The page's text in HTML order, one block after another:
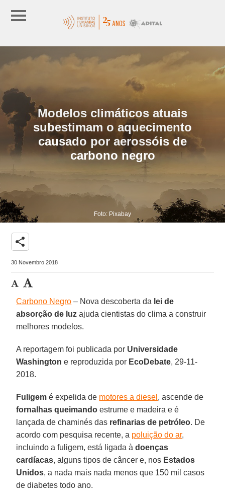
Modelos climáticos atuais
subestimam o aquecimento
causado por aerossóis de
carbono negro
Foto: Pixabay
share
30 Novembro 2018
Carbono Negro – Nova descoberta da lei de
absorção de luz ajuda cientistas do clima a construir
melhores modelos.
A reportagem foi publicada por Universidade
Washington e reproduzida por EcoDebate, 29-11-
2018.
Fuligem é expelida de motores a diesel , ascende de
fornalhas queimando estrume e madeira e é
lançada de chaminés das refinarias de petróleo. De
acordo com pesquisa recente, a poluição do ar,
incluindo a fuligem, está ligada àdoenças
cardíacas, alguns tipos de câncer e, nos Estados
Unidos, a nada mais nada menos que 150 mil casos
de diabetes todo ano.